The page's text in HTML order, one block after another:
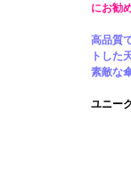
にお勧
高品質
トした
素敵な
ユニー